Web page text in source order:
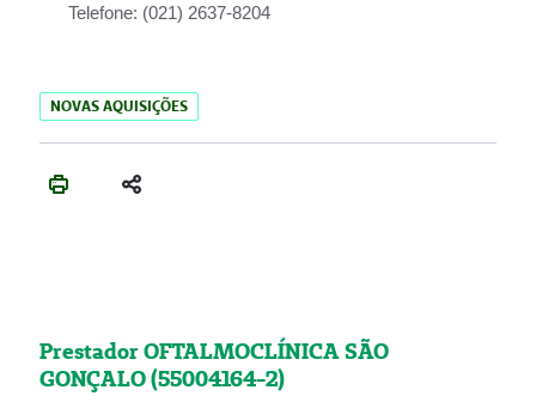
Telefone: (021) 2637-8204
NOVAS AQUISIÇÕES
Prestador OFTALMOCLÍNICA SÃO
GONÇALO (55004164-2)